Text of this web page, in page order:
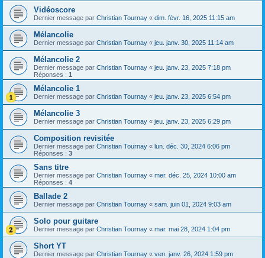
Vidéoscore
Dernier message par Christian Tournay « dim. févr. 16, 2025 11:15 am
Mélancolie
Dernier message par Christian Tournay « jeu. janv. 30, 2025 11:14 am
Mélancolie 2
Dernier message par Christian Tournay « jeu. janv. 23, 2025 7:18 pm
Réponses : 1
Mélancolie 1
Dernier message par Christian Tournay « jeu. janv. 23, 2025 6:54 pm
Mélancolie 3
Dernier message par Christian Tournay « jeu. janv. 23, 2025 6:29 pm
Composition revisitée
Dernier message par Christian Tournay « lun. déc. 30, 2024 6:06 pm
Réponses : 3
Sans titre
Dernier message par Christian Tournay « mer. déc. 25, 2024 10:00 am
Réponses : 4
Ballade 2
Dernier message par Christian Tournay « sam. juin 01, 2024 9:03 am
Solo pour guitare
Dernier message par Christian Tournay « mar. mai 28, 2024 1:04 pm
Short YT
Dernier message par Christian Tournay « ven. janv. 26, 2024 1:59 pm